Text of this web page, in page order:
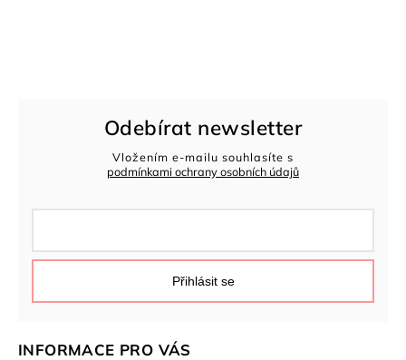
INFORMACE PRO VÁS
Odebírat newsletter
Vložením e-mailu souhlasíte s
podmínkami ochrany osobních údajů
Přihlásit se